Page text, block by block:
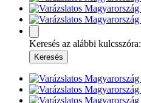
Keresés az alábbi kulcsszóra: